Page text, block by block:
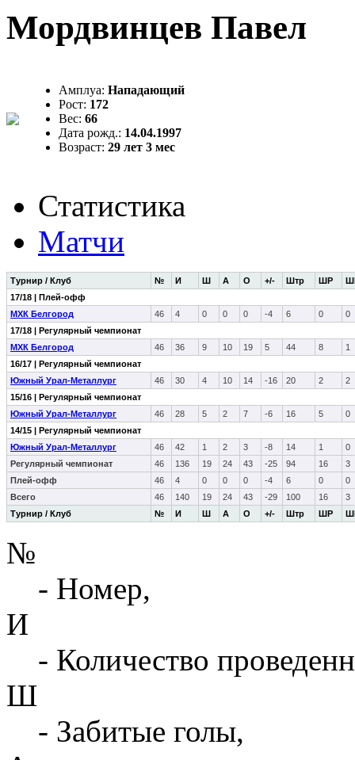
Мордвинцев Павел
Амплуа: Нападающий
Рост: 172
Вес: 66
Дата рожд.: 14.04.1997
Возраст: 29 лет 3 мес
Статистика
Матчи
Турнир / Клуб № И Ш А О +/- Штр ШР
Турнир / Клуб № И Ш А О +/- Штр ШР
17/18 | Плей-офф
МХК Белгород
46 4 0 0 0 -4 6 0
0
17/18 | Регулярный чемпионат
МХК Белгород
46 36 9 10 19 5 44 8
1
16/17 | Регулярный чемпионат
Южный Урал-Металлург
46 30 4 10 14 -16 20 2
2
15/16 | Регулярный чемпионат
Южный Урал-Металлург
46 28 5 2 7 -6 16 5
0
14/15 | Регулярный чемпионат
Южный Урал-Металлург
46 42 1 2 3 -8 14 1
0
Регулярный чемпионат
46 136 19 24 43 -25 94 16
3
Плей-офф
46 4 0 0 0 -4 6 0
0
Всего
46 140 19 24 43 -29 100 16 3
№
- Номер,
И
- Количество
Ш
- Забитые голы,